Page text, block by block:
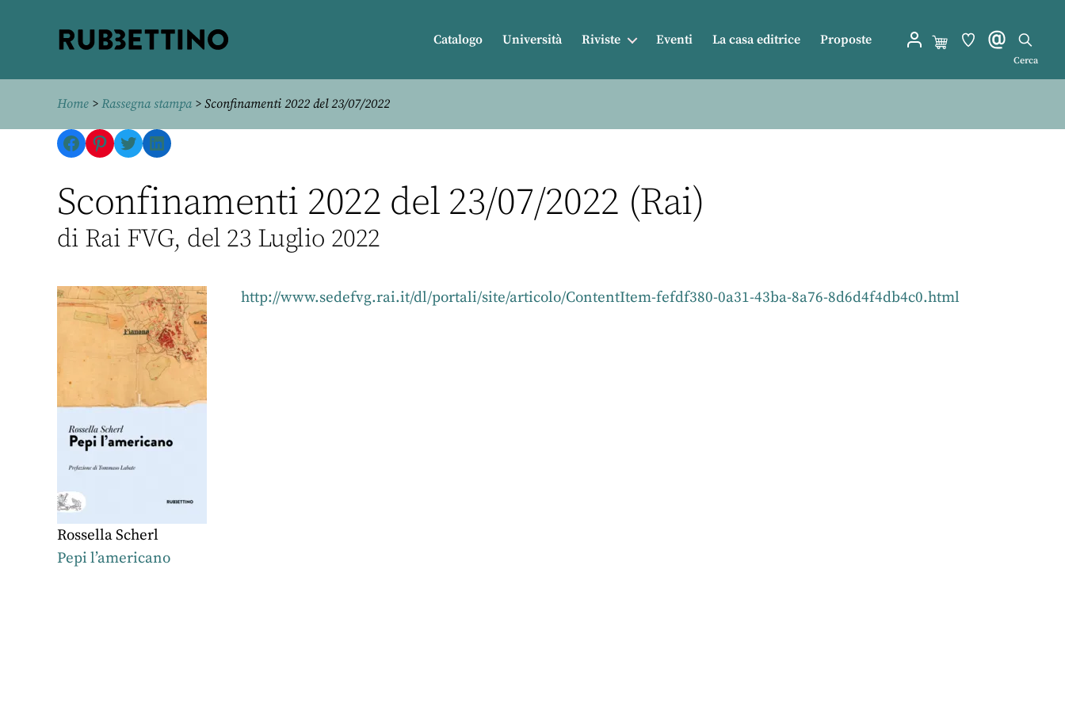
Catalogo Università Riviste Eventi La casa editrice Proposte
Cerca
Home > Rassegna stampa> Sconfinamenti 2022 del 23/07/2022
Facebook
Pinterest
TwitterLinkedIn
Sconfinamenti 2022 del 23/07/2022 (Rai)
di Rai FVG, del 23 Luglio 2022
Rossella Scherl
Pepi l’americano
http://www.sedefvg.rai.it/dl/portali/site/articolo/ContentItem-fefdf380-0a31-43ba-8a76-8d6d4f4db4c0.html